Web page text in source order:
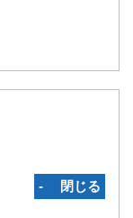
‐ 閉じる